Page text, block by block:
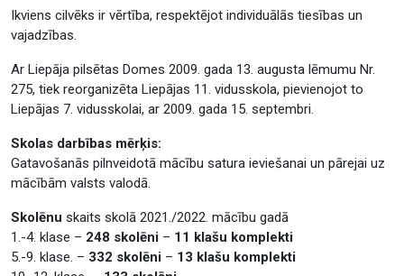
Ikviens cilvēks ir vērtība, respektējot individuālās tiesības un
vajadzības.
Ar Liepāja pilsētas Domes 2009. gada 13. augusta lēmumu Nr.
275, tiek reorganizēta Liepājas 11. vidusskola, pievienojot to
Liepājas 7. vidusskolai, ar 2009. gada 15. septembri.
Skolas darbības mērķis:
Gatavošanās pilnveidotā mācību satura ieviešanai un pārejai uz
mācībām valsts valodā.
Skolēnu skaits skolā 2021./2022. mācību gadā
1.-4. klase – 248 skolēni – 11 klašu komplekti
5.-9. klase. – 332 skolēni – 13 klašu komplekti